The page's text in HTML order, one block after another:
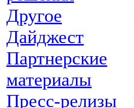
Другое
Дайджест
Партнерские
материалы
Пресс-релизы